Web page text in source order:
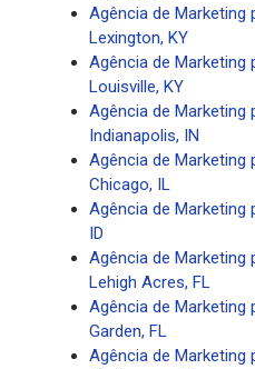
Agência de Marketing
Lexington, KY
Agência de Marketing
Louisville, KY
Agência de Marketing
Indianapolis, IN
Agência de Marketing
Chicago, IL
Agência de Marketing
ID
Agência de Marketing
Lehigh Acres, FL
Agência de Marketing
Garden, FL
Agência de Marketing